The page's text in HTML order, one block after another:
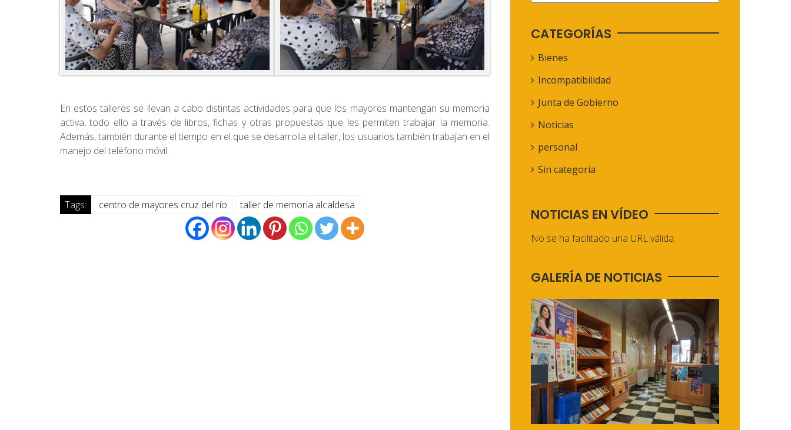
En estos talleres se llevan a cabo distintas actividades para que los mayores mantengan su memoria
activa, todo ello a través de libros, fichas y otras propuestas que les permiten trabajar la memoria.
Además, también durante el tiempo en el que se desarrolla el taller, los usuarios también trabajan en el
manejo del teléfono móvil.
Tags: centro de mayores cruz del río taller de memoria alcaldesa
CATEGORÍAS
Bienes
Incompatibilidad
Junta de Gobierno
Noticias
personal
Sin categoría
NOTICIAS EN VÍDEO
No se ha facilitado una URL válida.
GALERÍA DE NOTICIAS